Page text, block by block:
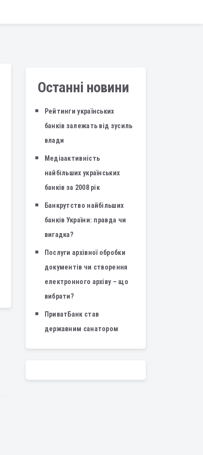
Останні новини
Рейтинги українських
банків залежать від зусиль
влади
Медіаактивність
найбільших українських
банків за 2008 рік
Банкрутство найбільших
банків України: правда чи
вигадка?
Послуги архівної обробки
документів чи створення
електронного архіву – що
вибрати?
ПриватБанк став
державним санатором